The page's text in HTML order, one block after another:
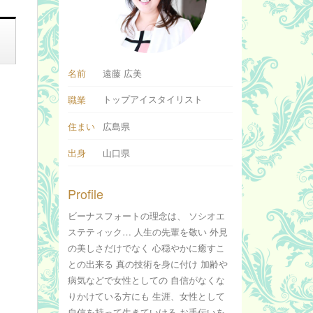
名前
遠藤 広美
職業
トップアイスタイリスト
住まい
広島県
出身
山口県
Profile
ビーナスフォートの理念は、 ソシオエ
ステティック… 人生の先輩を敬い 外見
の美しさだけでなく 心穏やかに癒すこ
との出来る 真の技術を身に付け 加齢や
病気などで女性としての 自信がなくな
りかけている方にも 生涯、女性として